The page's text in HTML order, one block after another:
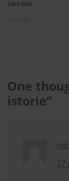
Like this:
One
istorie”
27